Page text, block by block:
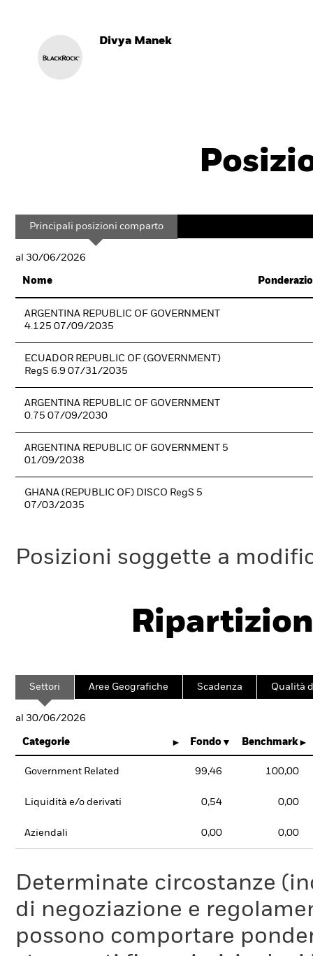
Divya Manek
Principali posizioni comparto
al 30/06/2026
Nome
ARGENTINA REPUBLIC OF GOVERNMENT
4.125 07/09/2035
ECUADOR REPUBLIC OF (GOVERNMENT)
RegS 6.9 07/31/2035
ARGENTINA REPUBLIC OF GOVERNMENT
0.75 07/09/2030
ARGENTINA REPUBLIC OF GOVERNMENT 5
01/09/2038
GHANA (REPUBLIC OF) DISCO RegS 5
07/03/2035
Posizioni soggette a
Settori Aree Geografiche Scadenza Qualità
al 30/06/2026
Categorie Fondo Benchmark
Government Related 99,46 100,00
Liquidità e/o derivati 0,54 0,00
Aziendali 0,00 0,00
Determinate circostanze
di negoziazione e
possono comportare